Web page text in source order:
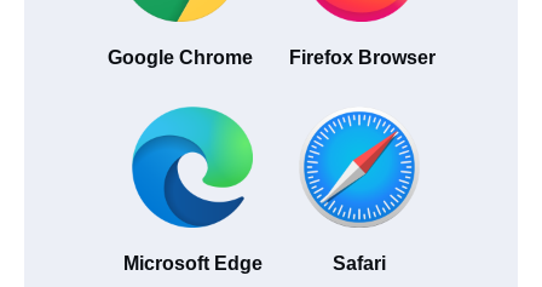
Google Chrome Firefox Browser
Microsoft Edge Safari